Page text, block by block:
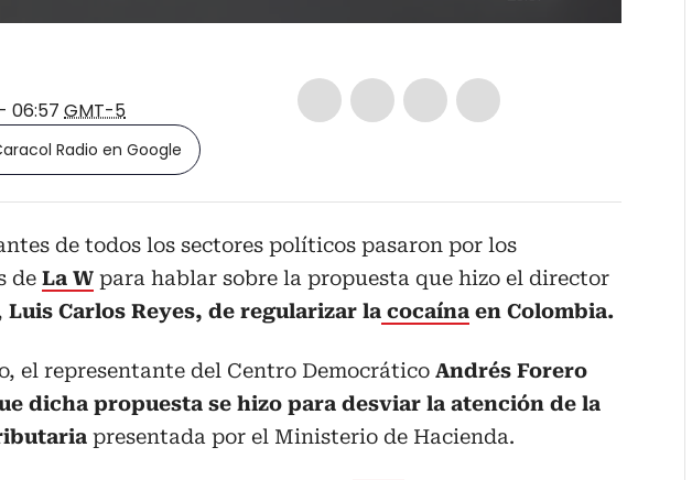
06:57 GMT-5
Radio en Google
de todos los sectores políticos pasaron por los
de La W para hablar sobre la propuesta que hizo el director
Luis Carlos Reyes, de regularizar la cocaína en Colombia.
el representante del Centro Democrático Andrés Forero
dicha propuesta se hizo para desviar la atención de la
presentada por el Ministerio de Hacienda.